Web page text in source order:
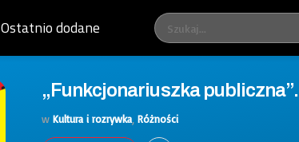
Ostatnio dodane
„Funkcjonariuszka
w Kultura i rozrywka Różności